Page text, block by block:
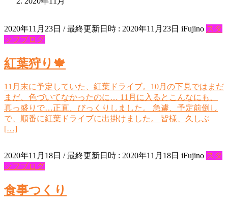
2020年11月23日 / 最終更新日時 : 2020年11月23日 iFujino スタ
ッフブログ
紅葉狩り🍁
11月末に予定していた、紅葉ドライブ。10月の下見ではまだ
まだ、色づいてなかったのに… 11月に入るとこんなにも、
真っ盛りで…正直、びっくりしました。 急遽、予定前倒し
で、順番に紅葉ドライブに出掛けました。 皆様、久しぶ
[…]
2020年11月18日 / 最終更新日時 : 2020年11月18日 iFujino スタ
ッフブログ
食事つくり